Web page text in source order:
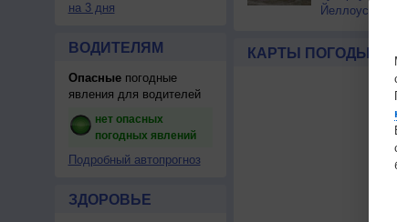
на 3 дня
ВОДИТЕЛЯМ
Опасныепогодные
явления для водителей
нет опасных
погодных явлений
Подробный автопрогноз
ЗДОРОВЬЕ
Йеллоустоун
КАРТЫ ПОГОДЫ